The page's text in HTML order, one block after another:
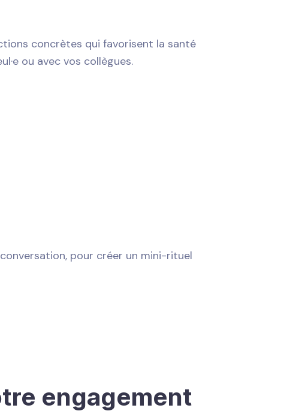
concrètes qui favorisent la santé
ou avec vos collègues.
pour créer un mini-rituel
engagement